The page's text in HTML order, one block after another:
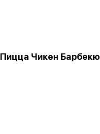
Пицца Чикен Барбекю